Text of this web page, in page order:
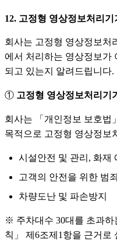
12. 고정형 영상정보처리기
회사는 고정형 영상정보처
에서 처리하는 영상정보가
되고 있는지 알려드립니다.
① 고정형 영상정보처리기
회사는 「개인정보 보호법
목적으로 고정형 영상정보
시설안전 및 관리, 화재
고객의 안전을 위한 범
차량도난 및 파손방지
※ 주차대수 30대를 초과하
칙」 제6조제1항을 근거로